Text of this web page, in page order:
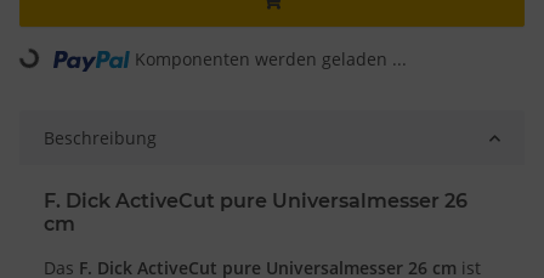
Loading... Komponenten werden geladen ...
Beschreibung
F. Dick ActiveCut pure Universalmesser 26
cm
Das F. Dick ActiveCut pure Universalmesser 26 cm ist